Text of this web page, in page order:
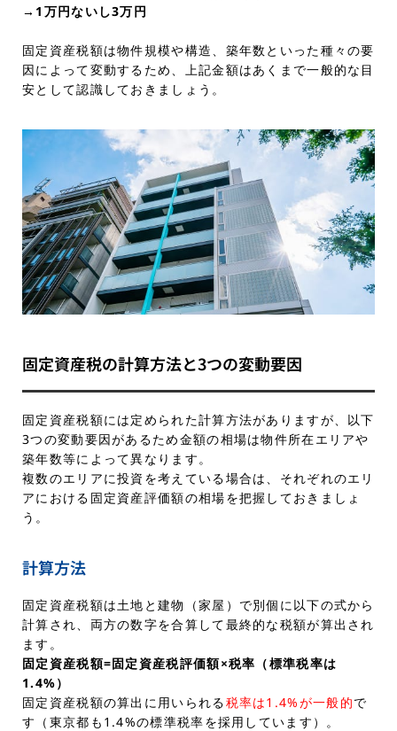
→1万円ないし3万円
固定資産税額は物件規模や構造、築年数といった種々の要
因によって変動するため、上記金額はあくまで一般的な目
安として認識しておきましょう。
固定資産税の計算方法と3つの変動要因
固定資産税額には定められた計算方法がありますが、以下
3つの変動要因があるため金額の相場は物件所在エリアや
築年数等によって異なります。
複数のエリアに投資を考えている場合は、それぞれのエリ
アにおける固定資産評価額の相場を把握しておきましょ
う。
計算方法
固定資産税額は土地と建物（家屋）で別個に以下の式から
計算され、両方の数字を合算して最終的な税額が算出され
ます。
固定資産税額=固定資産税評価額×税率（標準税率は
1.4%）
固定資産税額の算出に用いられる税率は1.4%が一般的で
す（東京都も1.4%の標準税率を採用しています）。